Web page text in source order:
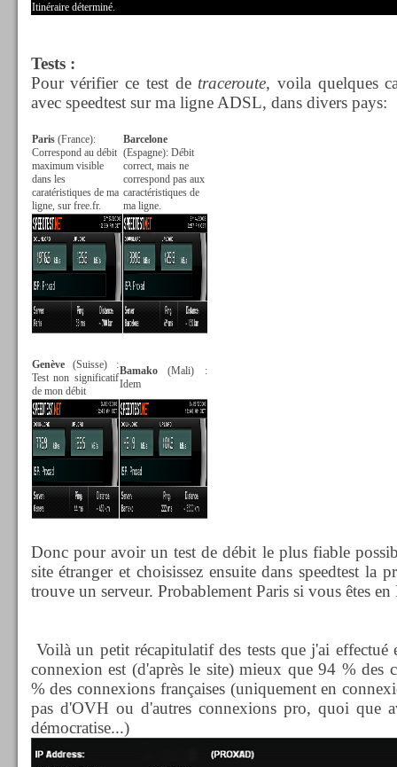
Itinéraire déterminé.
Tests :
Pour vérifier ce test de traceroute, voila quelques
avec speedtest sur ma ligne ADSL, dans divers pays:
Paris (France):
Correspond au débit
maximum visible
dans les
caratéristiques de ma
ligne, sur free.fr.
Barcelone
(Espagne): Débit
correct, mais ne
correspond pas aux
caractéristiques de
ma ligne.
Genève(Suisse) :
Test non significatif
de mon débit
Bamako(Mali) :
Idem
Donc pour avoir un test de débit le plus fiable
site étranger et choisissez ensuite dans speedtest la
trouve un serveur. Probablement Paris si vous êtes en
Voilà un petit récapitulatif des tests que j'ai effectué
connexion est (d'après le site) mieux que 94 % des
% des connexions françaises (uniquement en
pas d'OVH ou d'autres connexions pro, quoi que
démocratise...)